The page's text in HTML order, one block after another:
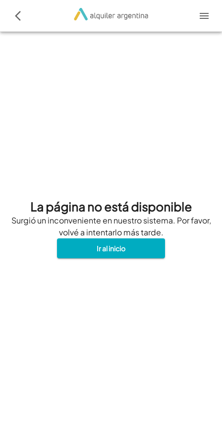
La página no está disponible
Surgió un inconveniente en nuestro sistema. Por favor,
volvé a intentarlo más tarde.
Ir al inicio